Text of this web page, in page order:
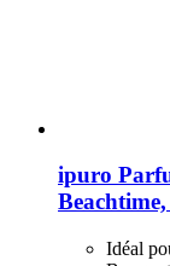
ipuro
Idéal